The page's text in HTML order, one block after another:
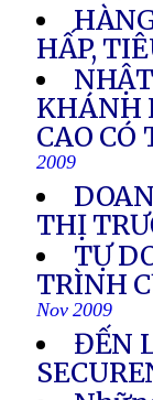
HẤP,
KHÁNH
CAO
2009
THỊ
TỰ
TRÌNH
Nov 2009
ĐẾN